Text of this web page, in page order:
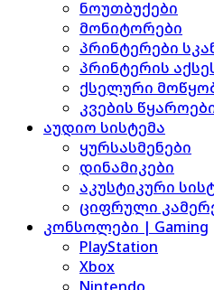
ნოუთბუქები
მონიტორები
პრინტერები
პრინტერის
ქსელური
კვების წყაროები
აუდიო სისტემა
ყურსასმენები
დინამიკები
აკუსტიკური
ციფრული
კონსოლები | Gaming
PlayStation
Xbox